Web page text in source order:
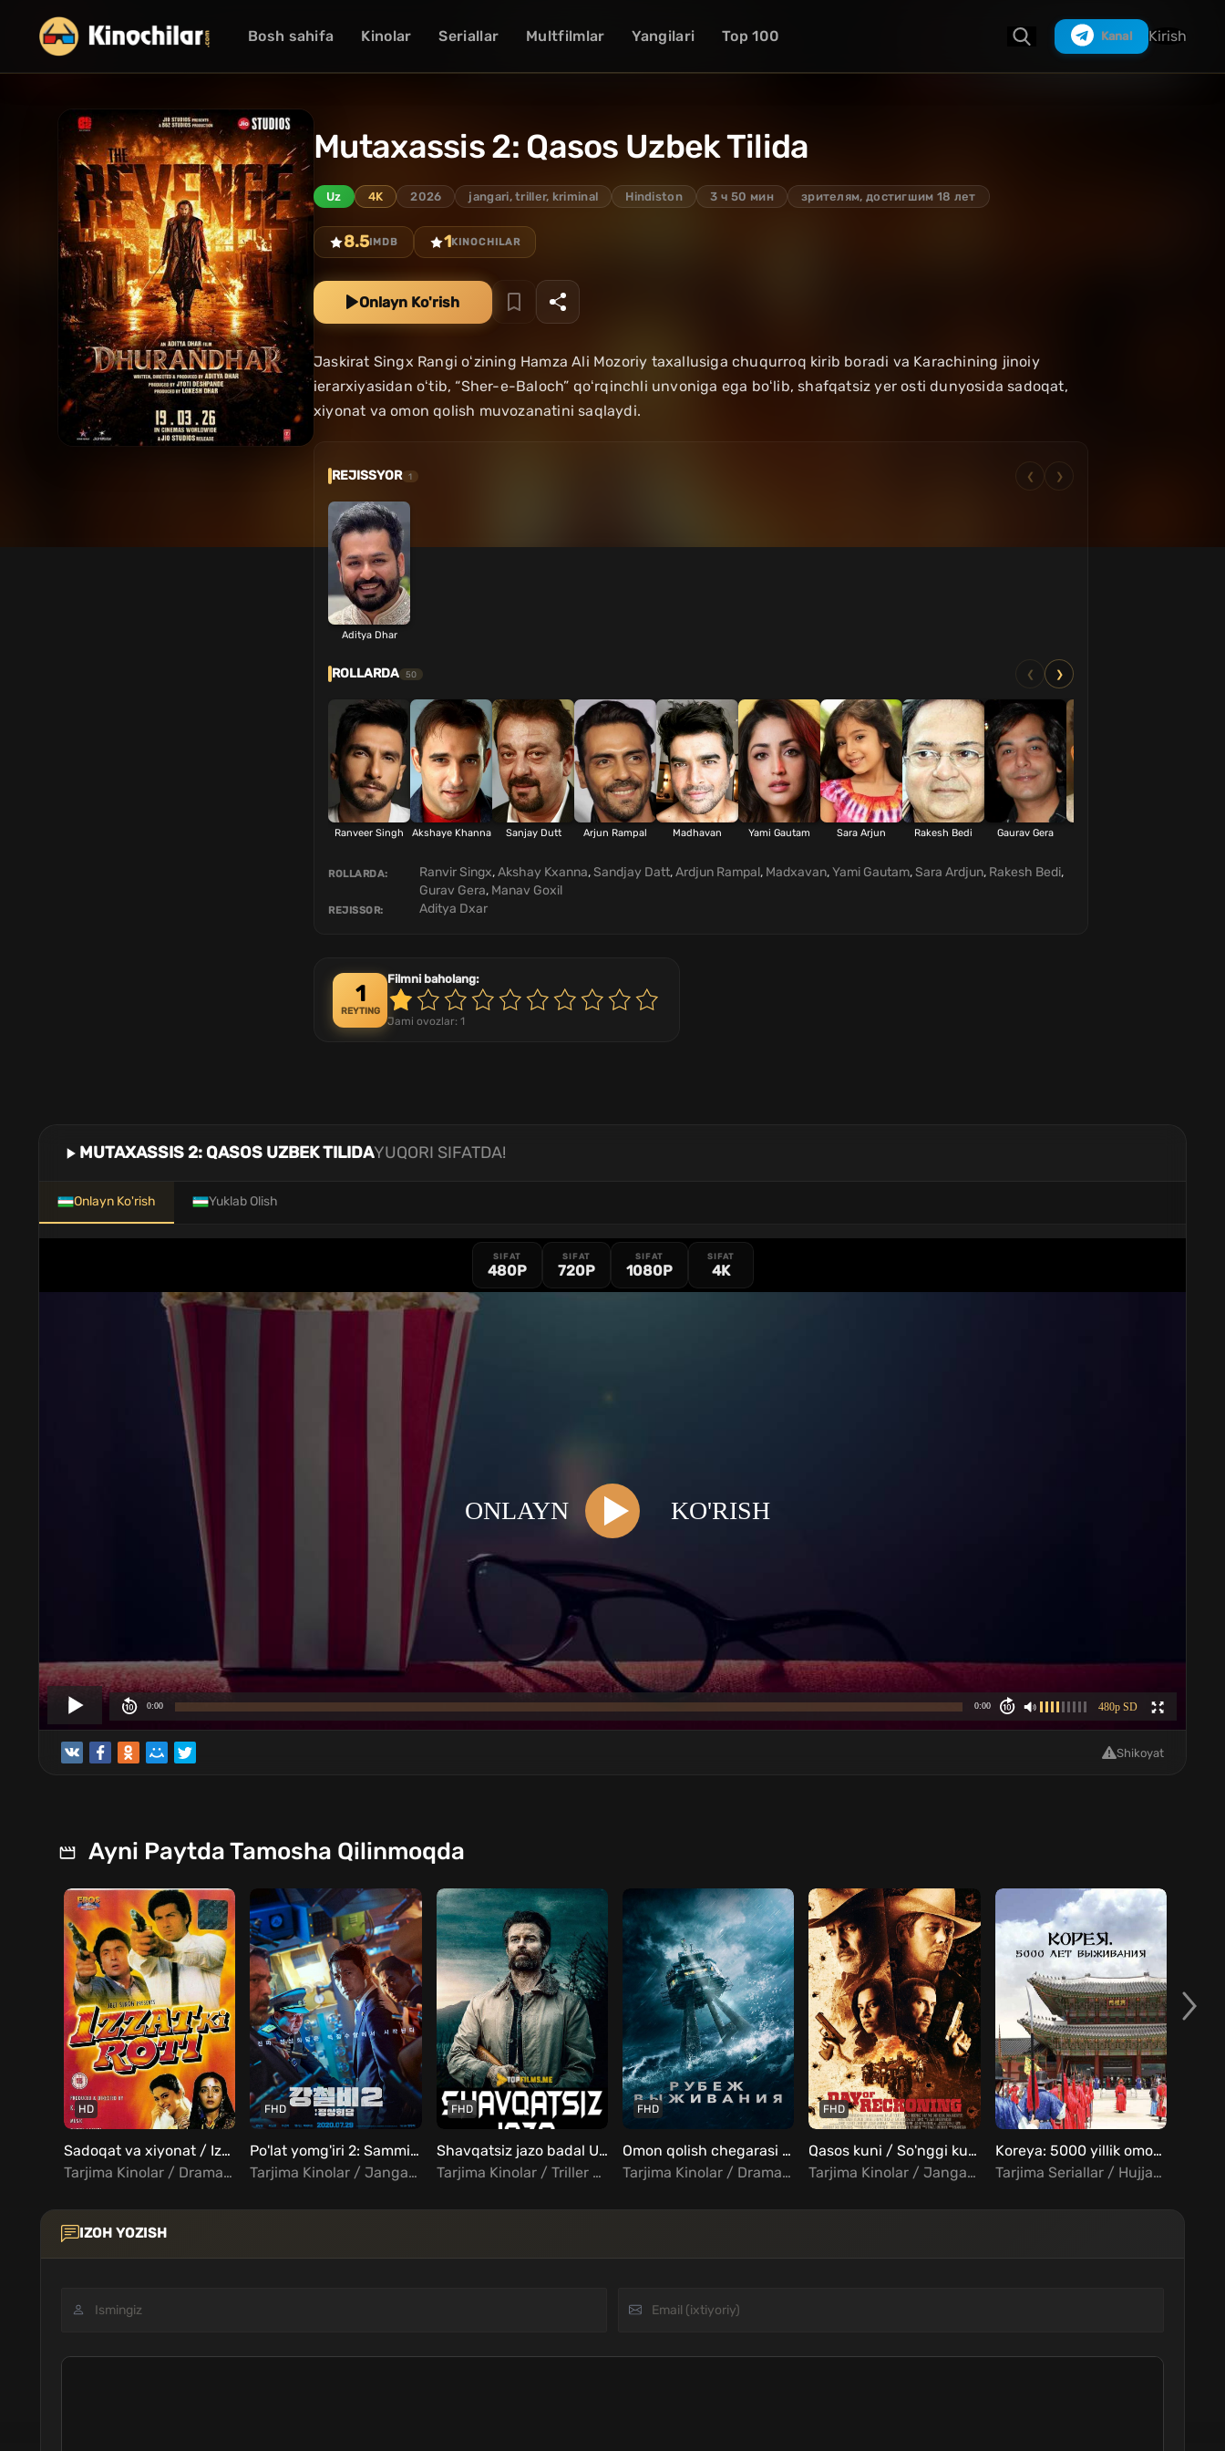
Bosh sahifa Kinolar Seriallar Multfilmlar Yangilari Top 100 Kanal Kirish
Mutaxassis 2: Qasos Uzbek Tilida
Uz 4K 2026 jangari, triller, kriminal Hindiston 3 ч 50 мин зрителям, достигшим 18 лет
8.5IMDB 1KINOCHILAR
Onlayn Ko'rish
Jaskirat Singx Rangi oʻzining Hamza Ali Mozoriy taxallusiga chuqurroq kirib boradi va Karachining jinoiy
ierarxiyasidan oʻtib, “Sher-e-Baloch” qoʻrqinchli unvoniga ega boʻlib, shafqatsiz yer osti dunyosida sadoqat,
xiyonat va omon qolish muvozanatini saqlaydi.
REJISSYOR 1 ❮ ❯
Aditya Dhar
ROLLARDA 50 ❮ ❯
Ranveer Singh Akshaye Khanna Sanjay Dutt Arjun Rampal Madhavan Yami Gautam Sara Arjun Rakesh Bedi Gaurav Gera
ROLLARDA: Ranvir Singx,Akshay Kxanna,Sandjay Datt,Ardjun Rampal, Madxavan,Yami Gautam,Sara Ardjun, Rakesh Bedi,
Gurav Gera, Manav Goxil
REJISSOR: Aditya Dxar
1
REYTING
Filmni baholang:
Jami ovozlar: 1
MUTAXASSIS 2: QASOS UZBEK TILIDAYUQORI SIFATDA!
Onlayn Ko'rish Yuklab Olish
SIFAT
480P
SIFAT
720P
SIFAT
1080P
SIFAT
4K
Shikoyat
Ayni Paytda Tamosha Qilinmoqda
HD
Sadoqat va xiyonat / Izzat Ki Roti Uzbek Tilida
Tarjima Kinolar / Drama / Hind Kinolar Uzbek Tilida
FHD
Po'lat yomg'iri 2: Sammit Uzbek Tilida
Tarjima Kinolar / Jangari / Triller / Xorij Kinolar Uzbek Tilida
FHD
Shavqatsiz jazo badal Uzbek tilida
Tarjima Kinolar / Triller / Xorij Kinolar Uzbek Tilida
FHD
Omon qolish chegarasi / Tirik qolish chizig'i Uzbek tilida
Tarjima Kinolar / Drama / Triller / Fantastika / Xorij Kinolar Uzbek Tilida
FHD
Qasos kuni / So'nggi kun / Qiyomat kuni Uzbek Tilida
Tarjima Kinolar / Jangari / Kriminal / Xorij Kinolar Uzbek Tilida
Koreya: 5000 yillik omon qolish mahorati Barcha qismlar Uzbek Tilida
Tarjima Seriallar / Hujjatli / Tarixiy / Xorij Seriallar Uzbek Tilida
IZOH YOZISH